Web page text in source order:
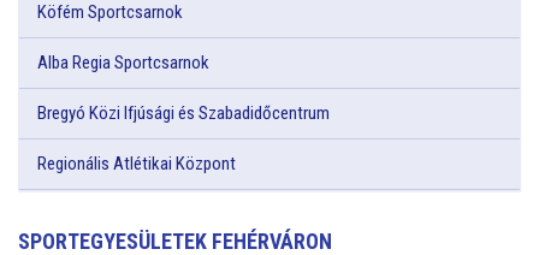
Köfém Sportcsarnok
Alba Regia Sportcsarnok
Bregyó Közi Ifjúsági és Szabadidőcentrum
Regionális Atlétikai Központ
SPORTEGYESÜLETEK FEHÉRVÁRON